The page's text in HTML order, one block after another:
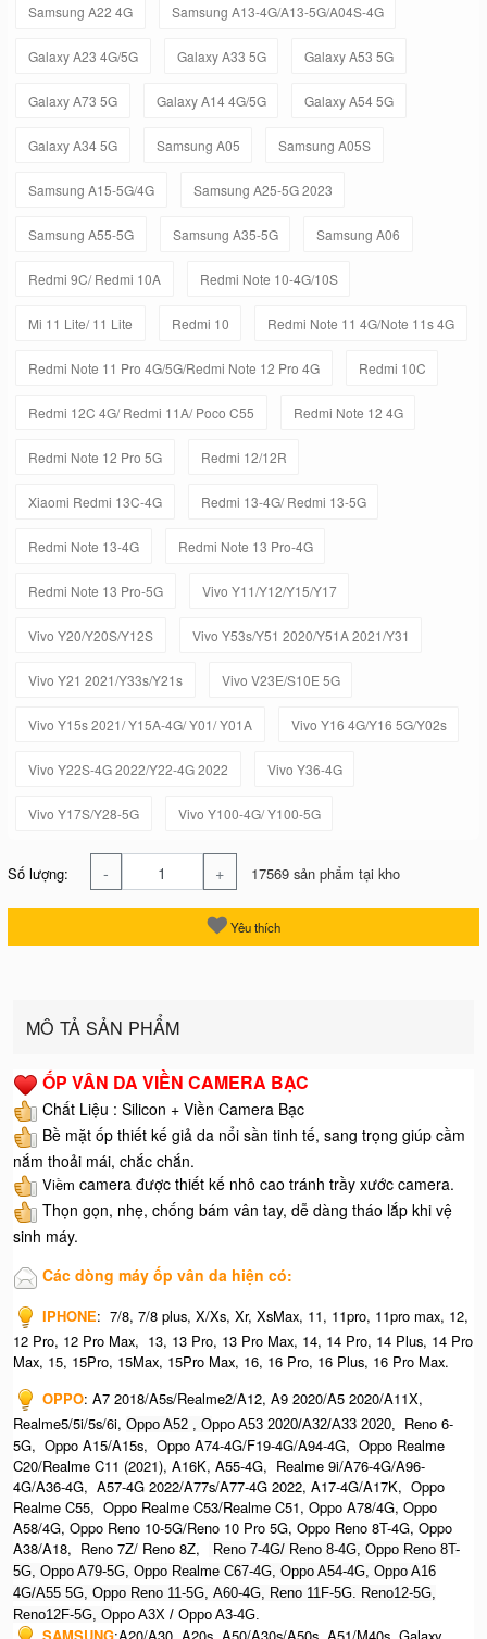
Samsung A22 4G Samsung A13-4G/A13-5G/A04S-4G
Galaxy A23 4G/5G Galaxy A33 5G Galaxy A53 5G
Galaxy A73 5G Galaxy A14 4G/5G Galaxy A54 5G
Galaxy A34 5G Samsung A05 Samsung A05S
Samsung A15-5G/4G Samsung A25-5G 2023
Samsung A55-5G Samsung A35-5G Samsung A06
Redmi 9C/ Redmi 10A Redmi Note 10-4G/10S
Mi 11 Lite/ 11 Lite Redmi 10 Redmi Note 11 4G/Note 11s 4G
Redmi Note 11 Pro 4G/5G/Redmi Note 12 Pro 4G Redmi 10C
Redmi 12C 4G/ Redmi 11A/ Poco C55 Redmi Note 12 4G
Redmi Note 12 Pro 5G Redmi 12/12R
Xiaomi Redmi 13C-4G Redmi 13-4G/ Redmi 13-5G
Redmi Note 13-4G Redmi Note 13 Pro-4G
Redmi Note 13 Pro-5G Vivo Y11/Y12/Y15/Y17
Vivo Y20/Y20S/Y12S Vivo Y53s/Y51 2020/Y51A 2021/Y31
Vivo Y21 2021/Y33s/Y21s Vivo V23E/S10E 5G
Vivo Y15s 2021/ Y15A-4G/ Y01/ Y01A Vivo Y16 4G/Y16 5G/Y02s
Vivo Y22S-4G 2022/Y22-4G 2022 Vivo Y36-4G
Vivo Y17S/Y28-5G Vivo Y100-4G/ Y100-5G
Số lượng: - + 17569 sản phẩm tại kho
Yêu thích
MÔ TẢ SẢN PHẨM
ỐP VÂN DA VIỀN CAMERA BẠC
Chất Liệu : Silicon + Viền Camera Bạc
Bề mặt ốp thiết kế giả da nổi sần tinh tế, sang trọng giúp cầm
nắm thoải mái, chắc chắn.
Viềm camera được thiết kế nhô cao tránh trầy xước camera.
Thọn gọn, nhẹ, chống bám vân tay, dễ dàng tháo lắp khi vệ
sinh máy.
Các dòng máy ốp vân da hiện có:
IPHONE: 7/8, 7/8 plus, X/Xs, Xr, XsMax, 11, 11pro, 11pro max, 12,
12 Pro, 12 Pro Max, 13, 13 Pro, 13 Pro Max, 14, 14 Pro, 14 Plus, 14 Pro
Max, 15, 15Pro, 15Max, 15Pro Max, 16, 16 Pro, 16 Plus, 16 Pro Max.​
OPPO: A7 2018/A5s/Realme2/A12, A9 2020/A5 2020/A11X,
Realme5/5i/5s/6i, Oppo A52 , Oppo A53 2020/A32/A33 2020,
Reno 6-
5G, Oppo A15/A15s, Oppo A74-4G/F19-4G/A94-4G, Oppo Realme
C20/Realme C11 (2021), A16K, A55-4G, Realme 9i/A76-4G/A96-
4G/A36-4G, A57-4G 2022/A77s/A77-4G 2022, A17-4G/A17K, Oppo
Realme C55, Oppo Realme C53/Realme C51, Oppo A78/4G, Oppo
A58/4G, Oppo Reno 10-5G/Reno 10 Pro 5G, Oppo Reno 8T-4G, Oppo
A38/A18, Reno 7Z/ Reno 8Z,
Reno 7-4G/ Reno 8-4G, Oppo Reno 8T-
5G, Oppo A79-5G, Oppo Realme C67-4G, Oppo A54-4G, Oppo A16
4G/A55 5G, Oppo Reno 11-5G, A60-4G, Reno 11F-5G. Reno12-5G,
Reno12F-5G, Oppo A3X / Oppo A3-4G.